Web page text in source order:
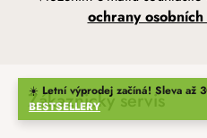
☀️ Letní výprodej začíná! Sleva až
BESTSELLERY
ochrany
Zákaznický servis